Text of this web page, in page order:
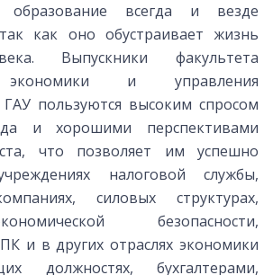
образование всегда и везде
как оно обустраивает жизнь
Выпускники факультета
экономики и управления
ГАУ пользуются высоким спросом
и хорошими перспективами
что позволяет им успешно
налоговой службы,
силовых структурах,
безопасности,
и в других отраслях экономики
должностях, бухгалтерами,